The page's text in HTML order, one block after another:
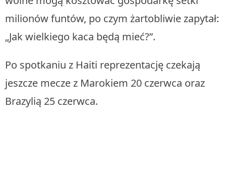
milionów funtów, po czym żartobliwie zapytał:
„Jak wielkiego kaca będą mieć?”.
Po spotkaniu z Haiti reprezentację czekają
jeszcze mecze z Marokiem 20 czerwca oraz
Brazylią 25 czerwca.